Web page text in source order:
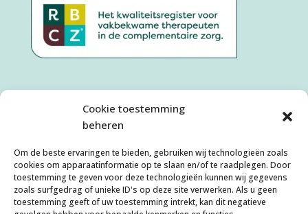
Cookie toestemming
beheren
Om de beste ervaringen te bieden, gebruiken wij technologieën zoals
cookies om apparaatinformatie op te slaan en/of te raadplegen. Door
toestemming te geven voor deze technologieën kunnen wij gegevens
zoals surfgedrag of unieke ID's op deze site verwerken. Als u geen
toestemming geeft of uw toestemming intrekt, kan dit negatieve
Algemene Voorwaarden Disclaimer